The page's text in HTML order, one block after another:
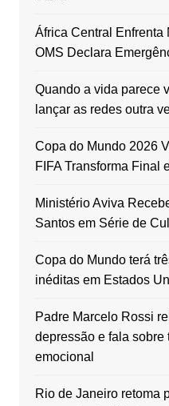
África Central Enfrenta
OMS Declara
Quando a vida parece
lançar as redes outra
Copa do Mundo 2026
FIFA Transforma Final
Ministério Aviva
Santos em Série de
Copa do Mundo terá
inéditas em Estados
Padre Marcelo Rossi
depressão e fala sobre
emocional
Rio de Janeiro retoma